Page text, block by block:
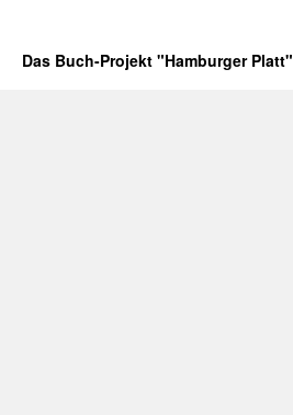
Das Buch-Projekt "Hamburger Platt"